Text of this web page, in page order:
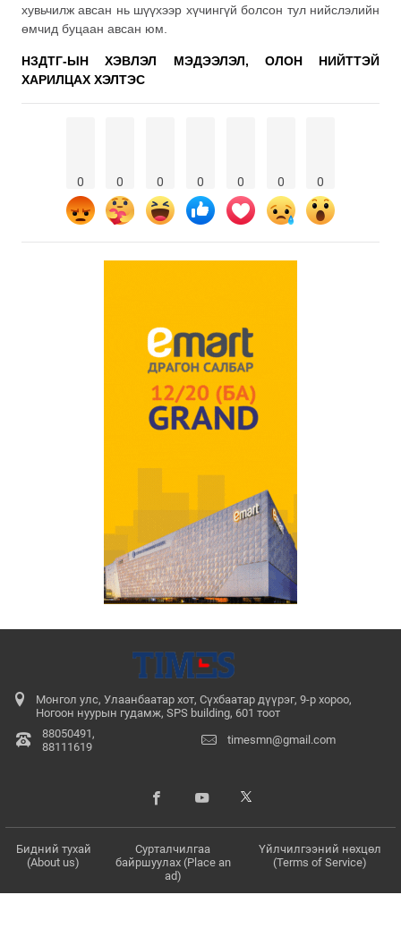
хувьчилж авсан нь шүүхээр хүчингүй болсон тул нийслэлийн
өмчид буцаан авсан юм.
НЗДТГ-ЫН ХЭВЛЭЛ МЭДЭЭЛЭЛ, ОЛОН НИЙТТЭЙ
ХАРИЛЦАХ ХЭЛТЭС
0 0 0 0 0 0 0
Монгол улс, Улаанбаатар хот, Сүхбаатар дүүрэг, 9-р хороо,
Ногоон нуурын гудамж, SPS building, 601 тоот
88050491,
88111619
timesmn@gmail.com
Бидний тухай
(About us)
Сурталчилгаа
байршуулах (Place an
ad)
Үйлчилгээний нөхцөл
(Terms of Service)